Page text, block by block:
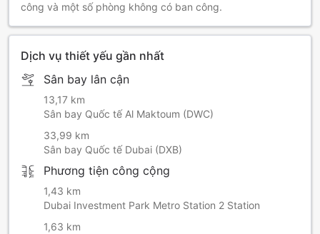
công và một số phòng không có ban công.
Dịch vụ thiết yếu gần nhất
Sân bay lân cận
13,17 km
Sân bay Quốc tế Al Maktoum (DWC)
33,99 km
Sân bay Quốc tế Dubai (DXB)
Phương tiện công cộng
1,43 km
Dubai Investment Park Metro Station 2 Station
1,63 km